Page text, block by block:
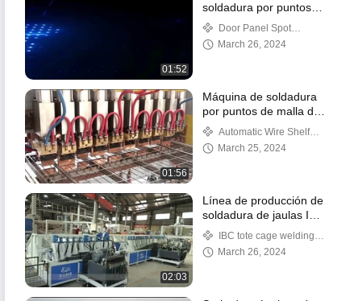
01:52
soldadura por puntos
de chapa metálica
Door Panel Spot
Welding Machine
March 26, 2024
01:56
Máquina de soldadura
por puntos de malla de
alambre tipo pórtico
Automatic Wire Shelf
Welding Machine
March 25, 2024
02:03
Línea de producción de
soldadura de jaulas IBC
totalmente automática
IBC tote cage welding
line March 26, 2024